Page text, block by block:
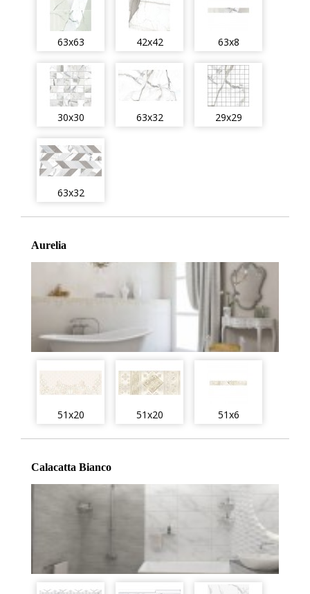
63x63 42x42 63x8
30x30 63x32 29x29
63x32
Aurelia
51x20 51x20 51x6
Calacatta Bianco